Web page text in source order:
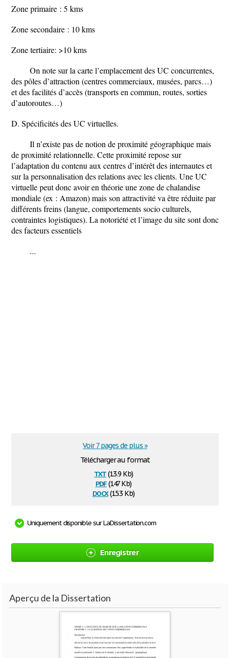
Zone primaire : 5 kms
Zone secondaire : 10 kms
Zone tertiaire: >10 kms
On note sur la carte l’emplacement des UC concurrentes,
des pôles d’attraction (centres commerciaux, musées, parcs…)
et des facilités d’accès (transports en commun, routes, sorties
d’autoroutes…)
D. Spécificités des UC virtuelles.
Il n’existe pas de notion de proximité géographique mais
de proximité relationnelle. Cette proximité repose sur
l’adaptation du contenu aux centres d’intérêt des internautes et
sur la personnalisation des relations avec les clients. Une UC
virtuelle peut donc avoir en théorie une zone de chalandise
mondiale (ex : Amazon) mais son attractivité va être réduite par
différents freins (langue, comportements socio culturels,
contraintes logistiques). La notoriété et l’image du site sont donc
des facteurs essentiels
...
Télécharger au format
txt(13.9 Kb)
pdf(147 Kb)
docx(15.3 Kb)
Voir 7 pages de plus »
Uniquement disponible sur LaDissertation.com
Enregistrer
Aperçu de la Dissertation